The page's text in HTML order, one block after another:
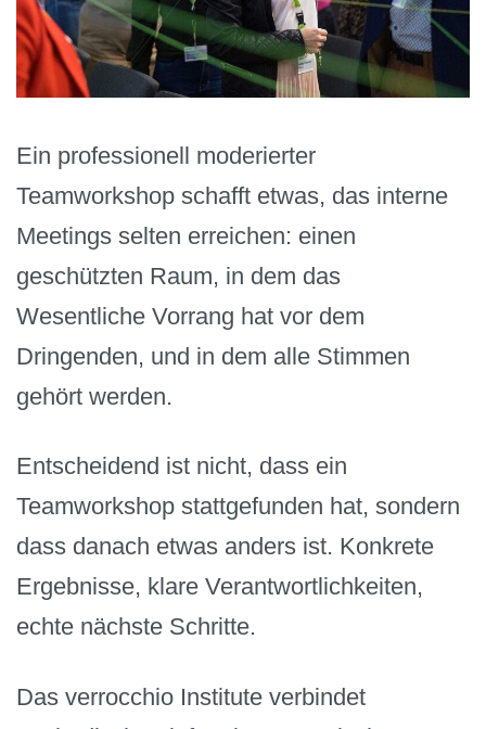
Ein professionell moderierter
Teamworkshop schafft etwas, das interne
Meetings selten erreichen: einen
geschützten Raum, in dem das
Wesentliche Vorrang hat vor dem
Dringenden, und in dem alle Stimmen
gehört werden.
Entscheidend ist nicht, dass ein
Teamworkshop stattgefunden hat, sondern
dass danach etwas anders ist. Konkrete
Ergebnisse, klare Verantwortlichkeiten,
echte nächste Schritte.
Das verrocchio Institute verbindet